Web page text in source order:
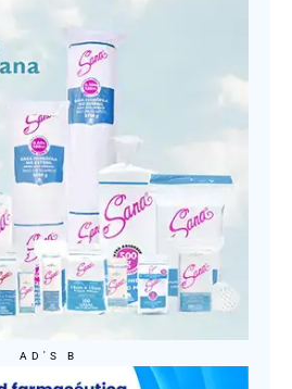
AD'S B